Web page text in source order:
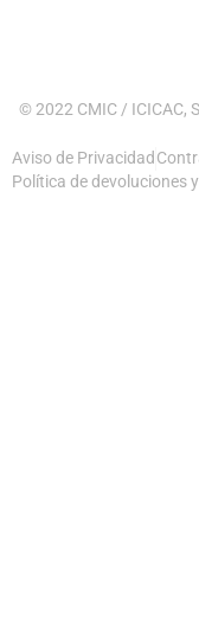
© 2022 CMIC / ICICAC,
Aviso de Privacidad
Política de devoluciones